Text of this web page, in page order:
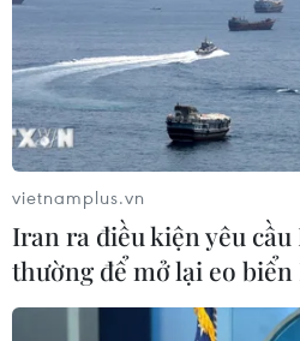
vietnamplus.vn
Iran ra điều kiện yêu
thường để mở lại eo